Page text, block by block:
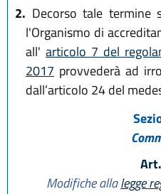
2. Decorso tale termine
l'Organismo di
all' articolo 7 del
2017 provvederà ad
dall’articolo 24 del
Modifiche allalegge